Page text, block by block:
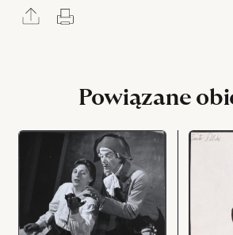
Rozwiń
panel
Powiązane
przejdź
do
obiektu
Zemsta,
zdjęciu:
przejdź